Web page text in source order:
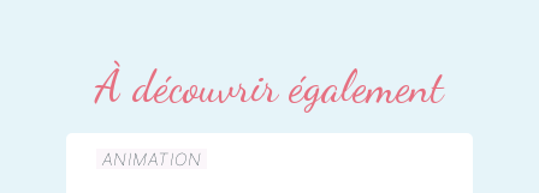
À découvrir également
ANIMATION